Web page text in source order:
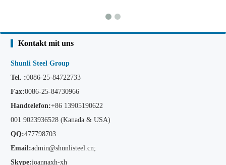
Kontakt mit uns
Shunli Steel Group
Tel. :0086-25-84722733
Fax:0086-25-84730966
Handtelefon:+86 13905190622
001 9023936528 (Kanada & USA)
QQ:477798703
Email:admin@shunlisteel.cn;
Skype:joannaxh-xh